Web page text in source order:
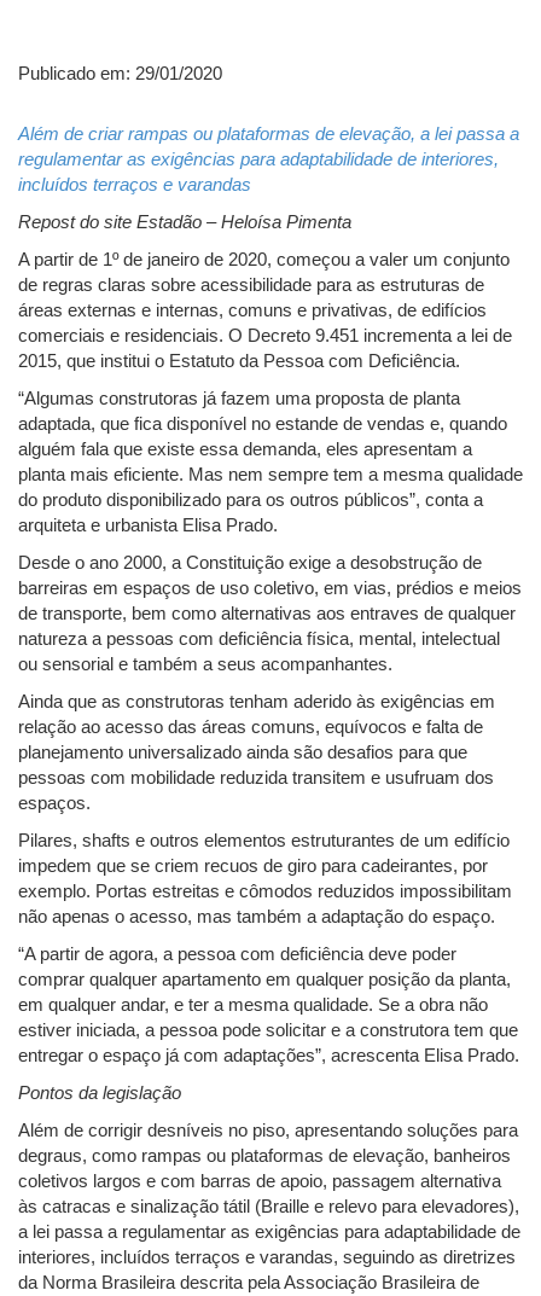
Publicado em: 29/01/2020
Além de criar rampas ou plataformas de elevação, a lei passa a
regulamentar as exigências para adaptabilidade de interiores,
incluídos terraços e varandas
Repost do site Estadão – Heloísa Pimenta
A partir de 1º de janeiro de 2020, começou a valer um conjunto
de regras claras sobre acessibilidade para as estruturas de
áreas externas e internas, comuns e privativas, de edifícios
comerciais e residenciais. O Decreto 9.451 incrementa a lei de
2015, que institui o Estatuto da Pessoa com Deficiência.
“Algumas construtoras já fazem uma proposta de planta
adaptada, que fica disponível no estande de vendas e, quando
alguém fala que existe essa demanda, eles apresentam a
planta mais eficiente. Mas nem sempre tem a mesma qualidade
do produto disponibilizado para os outros públicos”, conta a
arquiteta e urbanista Elisa Prado.
Desde o ano 2000, a Constituição exige a desobstrução de
barreiras em espaços de uso coletivo, em vias, prédios e meios
de transporte, bem como alternativas aos entraves de qualquer
natureza a pessoas com deficiência física, mental, intelectual
ou sensorial e também a seus acompanhantes.
Ainda que as construtoras tenham aderido às exigências em
relação ao acesso das áreas comuns, equívocos e falta de
planejamento universalizado ainda são desafios para que
pessoas com mobilidade reduzida transitem e usufruam dos
espaços.
Pilares, shafts e outros elementos estruturantes de um edifício
impedem que se criem recuos de giro para cadeirantes, por
exemplo. Portas estreitas e cômodos reduzidos impossibilitam
não apenas o acesso, mas também a adaptação do espaço.
“A partir de agora, a pessoa com deficiência deve poder
comprar qualquer apartamento em qualquer posição da planta,
em qualquer andar, e ter a mesma qualidade. Se a obra não
estiver iniciada, a pessoa pode solicitar e a construtora tem que
entregar o espaço já com adaptações”, acrescenta Elisa Prado.
Pontos da legislação
Além de corrigir desníveis no piso, apresentando soluções para
degraus, como rampas ou plataformas de elevação, banheiros
coletivos largos e com barras de apoio, passagem alternativa
às catracas e sinalização tátil (Braille e relevo para elevadores),
a lei passa a regulamentar as exigências para adaptabilidade de
interiores, incluídos terraços e varandas, seguindo as diretrizes
da Norma Brasileira descrita pela Associação Brasileira de